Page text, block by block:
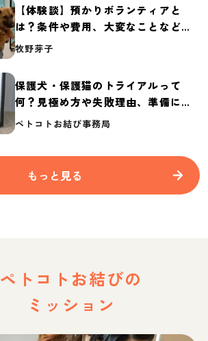
【体験談】預かりボランティアと
は？条件や費用、大変なことなど紹
介
牧野芽子
保護犬・保護猫のトライアルって
何？見極め方や失敗理由、準備に必
要なものを紹介
ペトコトお結び事務局
もっと見る
ペトコトお結びの
ミッション